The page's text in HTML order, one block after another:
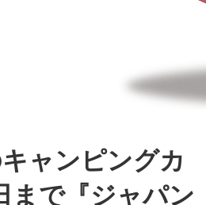
ャンピングカ
まで『ジャパン